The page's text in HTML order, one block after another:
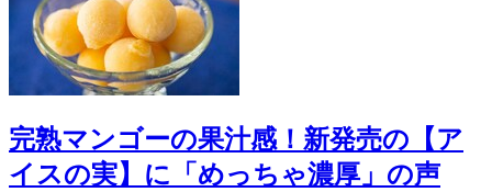
完熟マンゴーの果汁感！新発売の【ア
イスの実】に「めっちゃ濃厚」の声